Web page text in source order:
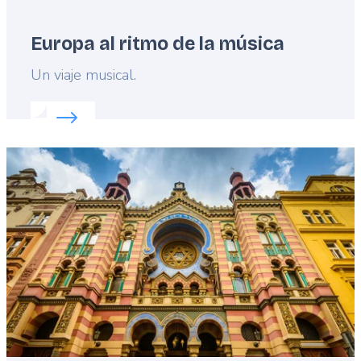
Europa al ritmo de la música
Lead
Un viaje musical.
Read more about:
Featured
image